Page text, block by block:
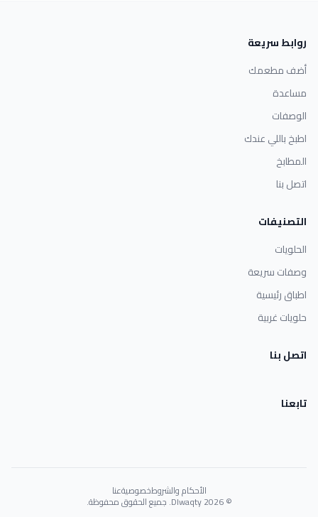
روابط سريعة
أضف مطعمك
مساعدة
الوصفات
اطبخ باللي عندك
المطابخ
اتصل بنا
التصنيفات
الحلويات
وصفات سريعة
اطباق رئيسية
حلويات غربية
اتصل بنا
تابعنا
الأحكام والشروطخصوصيةعنا
© 2026 Dlwaqty. جميع الحقوق محفوظة.